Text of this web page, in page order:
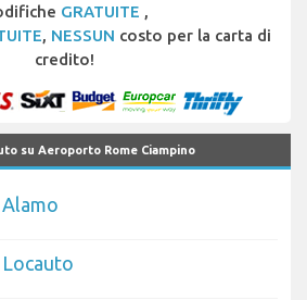
GRATUITE ,
, NESSUN costo per la carta di
credito!
su Aeroporto Rome Ciampino
Alamo
Locauto